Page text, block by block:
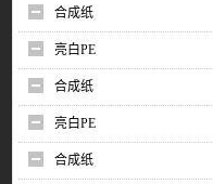
合成纸
亮白PE
合成纸
亮白PE
合成纸